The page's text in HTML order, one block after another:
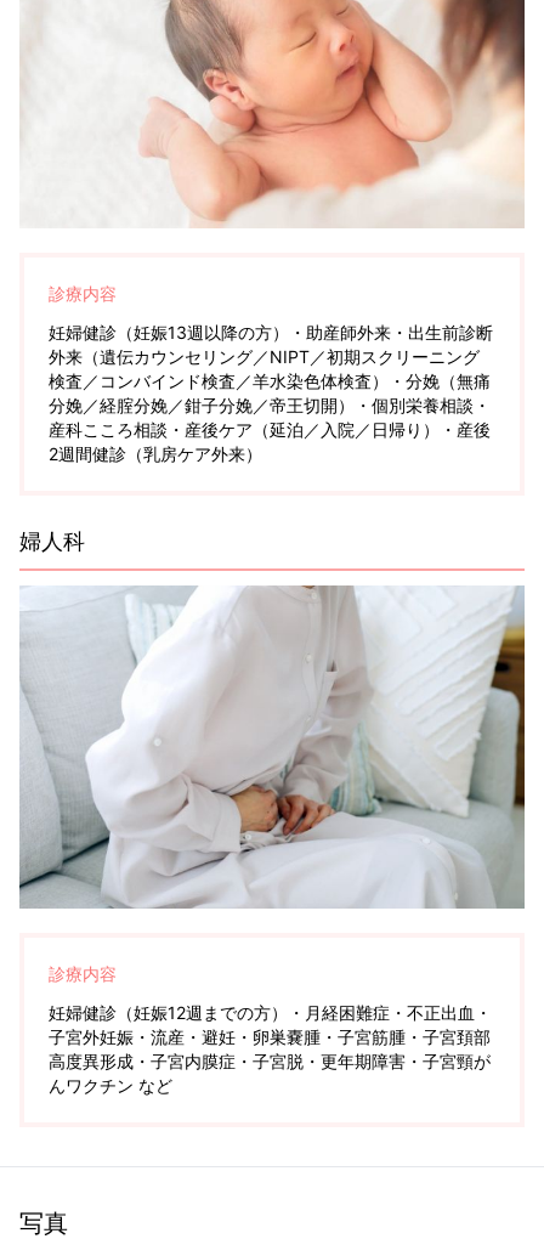
診療内容
妊婦健診（妊娠13週以降の方）・助産師外来・出生前診断
外来（遺伝カウンセリング／NIPT／初期スクリーニング
検査／コンバインド検査／羊水染色体検査）・分娩（無痛
分娩／経腟分娩／鉗子分娩／帝王切開）・個別栄養相談・
産科こころ相談・産後ケア（延泊／入院／日帰り）・産後
2週間健診（乳房ケア外来）
婦人科
診療内容
妊婦健診（妊娠12週までの方）・月経困難症・不正出血・
子宮外妊娠・流産・避妊・卵巣嚢腫・子宮筋腫・子宮頚部
高度異形成・子宮内膜症・子宮脱・更年期障害・子宮頸が
んワクチン など
写真